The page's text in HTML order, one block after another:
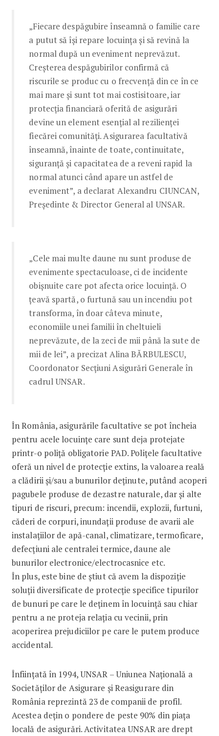
„Fiecare despăgubire înseamnă o familie care
a putut să își repare locuința și să revină la
normal după un eveniment neprevăzut.
Creșterea despăgubirilor confirmă că
riscurile se produc cu o frecvență din ce în ce
mai mare și sunt tot mai costisitoare, iar
protecția financiară oferită de asigurări
devine un element esențial al rezilienței
fiecărei comunități. Asigurarea facultativă
înseamnă, înainte de toate, continuitate,
siguranță și capacitatea de a reveni rapid la
normal atunci când apare un astfel de
eveniment”, a declarat Alexandru CIUNCAN,
Președinte & Director General al UNSAR.
„Cele mai multe daune nu sunt produse de
evenimente spectaculoase, ci de incidente
obișnuite care pot afecta orice locuință. O
țeavă spartă, o furtună sau un incendiu pot
transforma, în doar câteva minute,
economiile unei familii în cheltuieli
neprevăzute, de la zeci de mii până la sute de
mii de lei”, a precizat Alina BĂRBULESCU,
Coordonator Secțiuni Asigurări Generale în
cadrul UNSAR.
În România, asigurările facultative se pot încheia
pentru acele locuințe care sunt deja protejate
printr-o poliță obligatorie PAD. Polițele facultative
oferă un nivel de protecție extins, la valoarea reală
a clădirii și/sau a bunurilor deținute, putând acoperi
pagubele produse de dezastre naturale, dar și alte
tipuri de riscuri, precum: incendii, explozii, furtuni,
căderi de corpuri, inundații produse de avarii ale
instalațiilor de apă-canal, climatizare, termoficare,
defecțiuni ale centralei termice, daune ale
bunurilor electronice/electrocasnice etc.
În plus, este bine de știut că avem la dispoziție
soluții diversificate de protecție specifice tipurilor
de bunuri pe care le deținem în locuință sau chiar
pentru a ne proteja relația cu vecinii, prin
acoperirea prejudiciilor pe care le putem produce
accidental.
Înființată în 1994, UNSAR – Uniunea Națională a
Societăților de Asigurare și Reasigurare din
România reprezintă 23 de companii de profil.
Acestea dețin o pondere de peste 90% din piața
locală de asigurări. Activitatea UNSAR are drept